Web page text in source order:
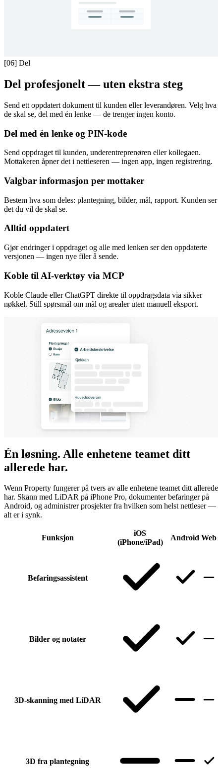
[06] Del
Del profesjonelt — uten ekstra steg
Send ett oppdatert dokument til kunden eller leverandøren. Velg hva
de skal se, del med én lenke — de trenger ingen konto.
Del med én lenke og PIN-kode
Send oppdraget til kunden, underentreprenøren eller kollegaen.
Mottakeren åpner det i nettleseren — ingen app, ingen registrering.
Valgbar informasjon per mottaker
Bestem hva som deles: plantegning, bilder, mål, rapport. Kunden ser
det du vil de skal se.
Alltid oppdatert
Gjør endringer i oppdraget og alle med lenken ser den oppdaterte
versjonen — ingen nye filer å sende.
Koble til AI-verktøy via MCP
Koble Claude eller ChatGPT direkte til oppdragsdata via sikker
nøkkel. Still spørsmål om mål og arealer uten manuell eksport.
Én løsning. Alle enhetene teamet ditt
allerede har.
Wenn Property fungerer på tvers av alle enhetene teamet ditt allerede
har. Skann med LiDAR på iPhone Pro, dokumenter befaringer på
Android, og administrer prosjekter fra hvilken som helst nettleser —
alt er i synk.
Funksjon
iOS
(iPhone/iPad)
Android Web
Befaringsassistent
Bilder og notater
3D-skanning med LiDAR
3D fra plantegning